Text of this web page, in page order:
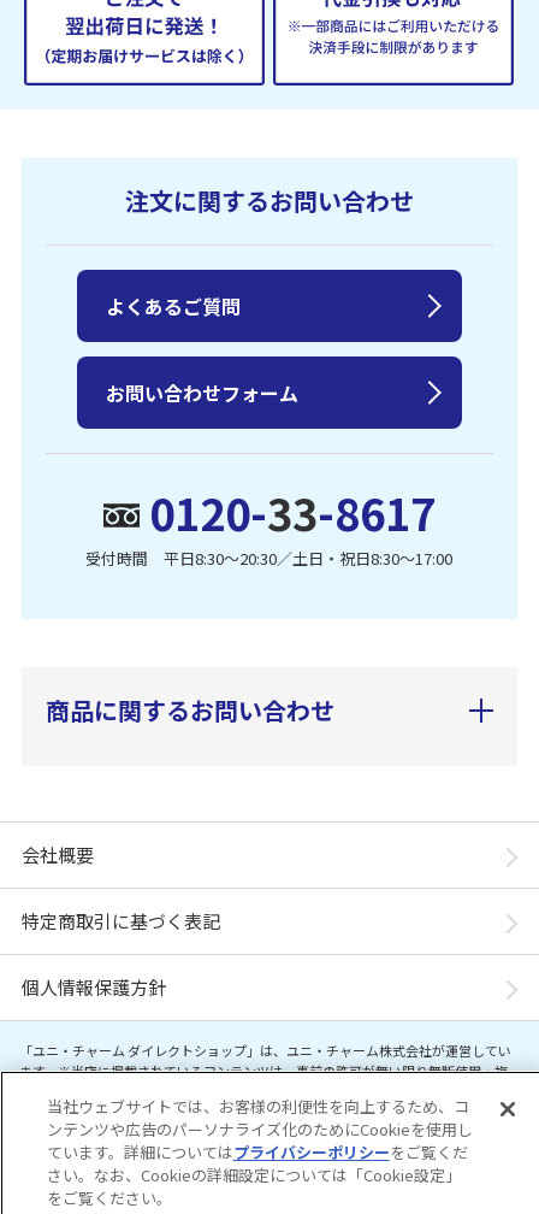
注文に関するお問い合わせ
0120-33-8617
受付時間 平日8:30〜20:30／土日・祝日8:30〜17:00
よくあるご質問
お問い合わせフォーム
商品に関するお問い合わせ
会社概要
特定商取引に基づく表記
個人情報保護方針
Copyright© Unicharm Corporation
「ユニ・チャーム ダイレクトショップ」は、ユニ・チャーム株式会社が運営してい
ます。※当店に掲載されているコンテンツは、事前の許可が無い限り無断使用・複
当社ウェブサイトでは、お客様の利便性を向上するため、コ
ンテンツや広告のパーソナライズ化のためにCookieを使用し
ています。詳細についてはプライバシーポリシーをご覧くだ
さい。なお、Cookieの詳細設定については「Cookie設定」
をご覧ください。